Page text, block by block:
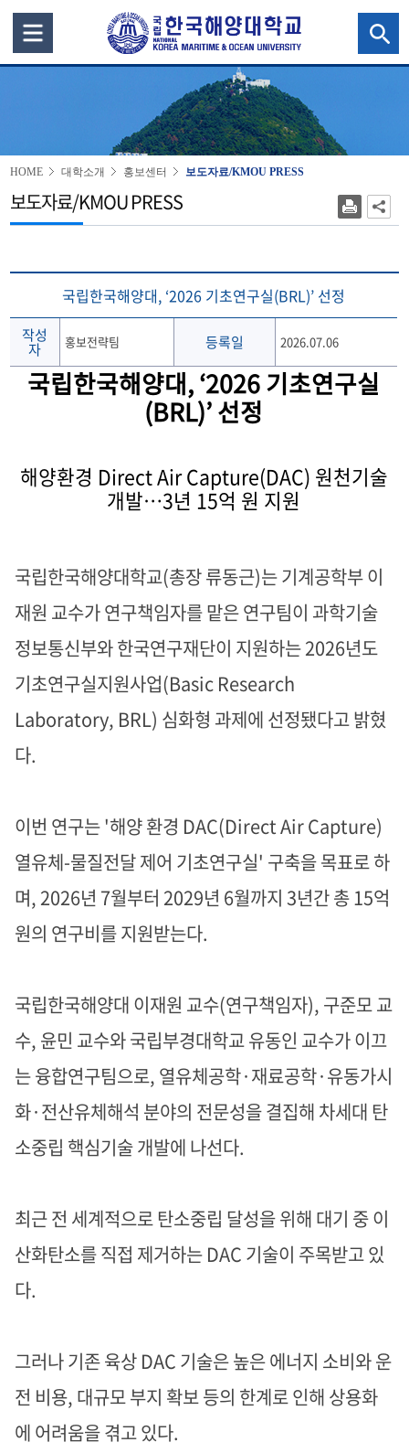
HOME 대학소개 홍보센터 보도자료/KMOU PRESS
보도자료/KMOU PRESS
국립한국해양대, ‘2026 기초연구실(BRL)’ 선정
작성
자 홍보전략팀 등록일 2026.07.06
국립한국해양대, ‘2026기초연구실
(BRL)’선정
해양환경 Direct Air Capture(DAC) 원천기술
개발…3년 15억 원 지원
국립한국해양대학교(총장 류동근)는 기계공학부 이
재원 교수가 연구책임자를 맡은 연구팀이 과학기술
정보통신부와 한국연구재단이 지원하는 2026년도
기초연구실지원사업(Basic Research
Laboratory, BRL) 심화형 과제에 선정됐다고 밝혔
다.
이번 연구는'해양 환경 DAC(Direct Air Capture)
열유체-물질전달 제어 기초연구실' 구축을 목표로 하
며, 2026년 7월부터 2029년 6월까지 3년간 총 15억
원의 연구비를 지원받는다.
국립한국해양대 이재원 교수(연구책임자), 구준모 교
수, 윤민 교수와 국립부경대학교 유동인 교수가 이끄
는 융합연구팀으로, 열유체공학·재료공학·유동가시
화·전산유체해석 분야의 전문성을 결집해 차세대 탄
소중립 핵심기술 개발에 나선다.
최근 전 세계적으로 탄소중립 달성을 위해 대기 중 이
산화탄소를 직접 제거하는 DAC 기술이 주목받고 있
다.
그러나 기존 육상 DAC 기술은 높은 에너지 소비와 운
전 비용, 대규모 부지 확보 등의 한계로 인해 상용화
에 어려움을 겪고 있다.